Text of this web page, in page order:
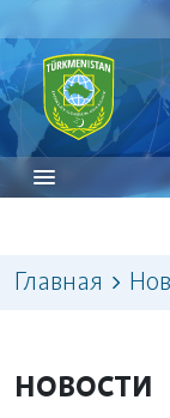
Главная
НОВОСТИ